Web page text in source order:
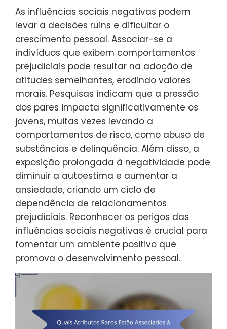
As influências sociais negativas podem
levar a decisões ruins e dificultar o
crescimento pessoal. Associar-se a
indivíduos que exibem comportamentos
prejudiciais pode resultar na adoção de
atitudes semelhantes, erodindo valores
morais. Pesquisas indicam que a pressão
dos pares impacta significativamente os
jovens, muitas vezes levando a
comportamentos de risco, como abuso de
substâncias e delinquência. Além disso, a
exposição prolongada à negatividade pode
diminuir a autoestima e aumentar a
ansiedade, criando um ciclo de
dependência de relacionamentos
prejudiciais. Reconhecer os perigos das
influências sociais negativas é crucial para
fomentar um ambiente positivo que
promova o desenvolvimento pessoal.